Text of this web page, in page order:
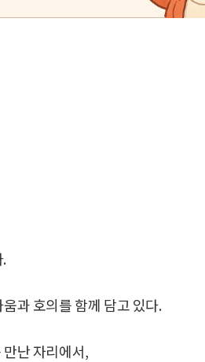
과 호의를 함께 담고 있다.
난 자리에서,